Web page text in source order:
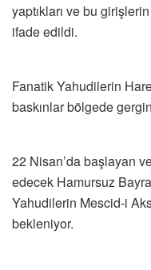
yaptıkları ve bu
ifade edildi.
Fanatik Yahudilerin
baskınlar bölgede
22 Nisan’da başlayan
edecek Hamursuz
Yahudilerin Mescid-i
bekleniyor.